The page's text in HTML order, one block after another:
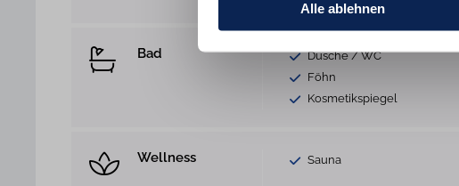
Alle ablehnen
Bad Dusche / WC
Föhn
Kosmetikspiegel
Wellness Sauna